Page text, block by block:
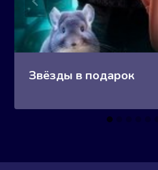
Звёзды в подарок